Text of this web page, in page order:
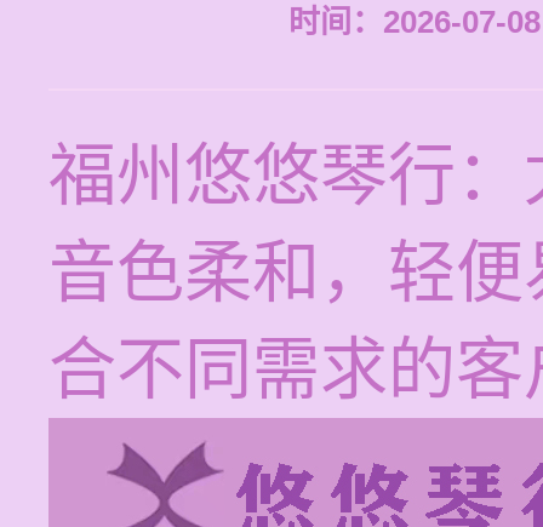
时间：2026-07-
福州悠悠琴行
音色柔和，轻
合不同需求的客